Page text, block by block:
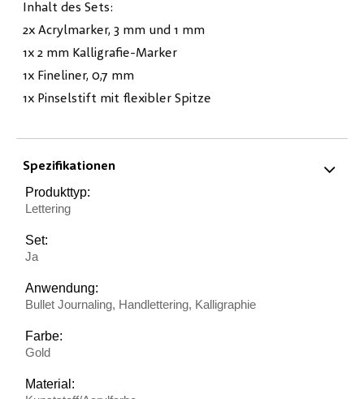
Inhalt des Sets:
2x Acrylmarker, 3 mm und 1 mm
1x 2 mm Kalligrafie-Marker
1x Fineliner, 0,7 mm
1x Pinselstift mit flexibler Spitze
Spezifikationen
Produkttyp:
Lettering
Set:
Ja
Anwendung:
Bullet Journaling, Handlettering, Kalligraphie
Farbe:
Gold
Material: